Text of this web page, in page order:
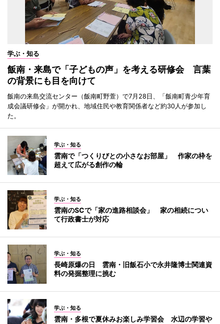
学ぶ・知る
飯南・来島で「子どもの声」を考える研修会 言葉
の背景にも目を向けて
飯南の来島交流センター（飯南町野萱）で7月28日、「飯南町青少年育
成会議研修会」が開かれ、地域住民や教育関係者など約30人が参加し
た。
学ぶ・知る
雲南で「つくりびとの小さなお部屋」 作家の枠を
超えて広がる創作の輪
学ぶ・知る
雲南のSCで「家の進路相談会」 家の相続につい
て行政書士が対応
学ぶ・知る
長崎原爆の日 雲南・旧飯石小で永井隆博士関連資
料の発掘整理に挑む
学ぶ・知る
雲南・多根で夏休みお楽しみ学習会 水辺の学習や